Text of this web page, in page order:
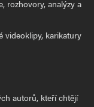
rozhovory, analýzy a
videoklipy, karikatury
autorů, kteří chtějí